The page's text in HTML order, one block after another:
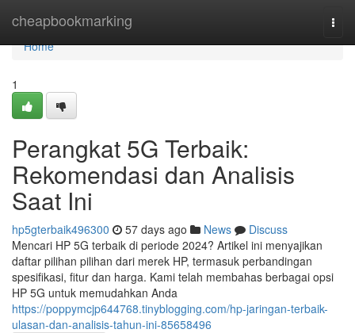
cheapbookmarking
Home
Home
1
Perangkat 5G Terbaik:
Rekomendasi dan Analisis
Saat Ini
hp5gterbaik496300 57 days ago News
Discuss
Mencari HP 5G terbaik di periode 2024? Artikel ini menyajikan
daftar pilihan pilihan dari merek HP, termasuk perbandingan
spesifikasi, fitur dan harga. Kami telah membahas berbagai opsi
HP 5G untuk memudahkan Anda
https://poppymcjp644768.tinyblogging.com/hp-jaringan-terbaik-
ulasan-dan-analisis-tahun-ini-85658496